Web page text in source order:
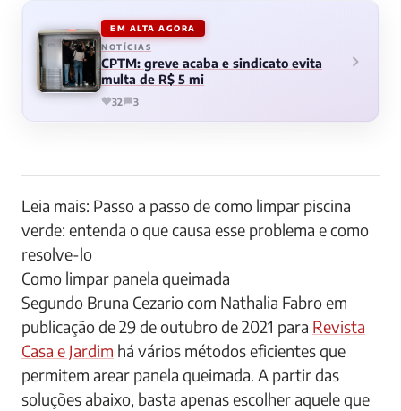
EM ALTA AGORA
NOTÍCIAS
CPTM: greve acaba e sindicato evita
multa de R$ 5 mi
32 3
Leia mais: Passo a passo de como limpar piscina
verde: entenda o que causa esse problema e como
resolve-lo
Como limpar panela queimada
Segundo Bruna Cezario com Nathalia Fabro em
publicação de 29 de outubro de 2021 para Revista
Casa e Jardim há vários métodos eficientes que
permitem arear panela queimada. A partir das
soluções abaixo, basta apenas escolher aquele que